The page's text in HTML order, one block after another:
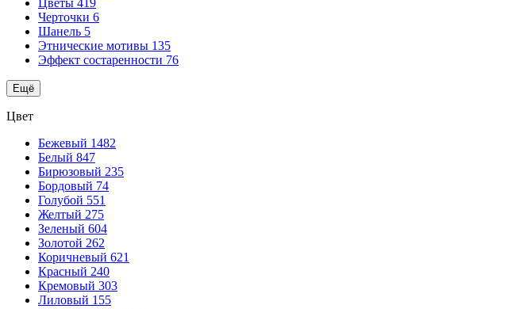
Цветы 419
Черточки 6
Шанель 5
Этнические мотивы 135
Эффект состаренности 76
Ещё
Цвет
Бежевый 1482
Белый 847
Бирюзовый 235
Бордовый 74
Голубой 551
Желтый 275
Зеленый 604
Золотой 262
Коричневый 621
Красный 240
Кремовый 303
Лиловый 155